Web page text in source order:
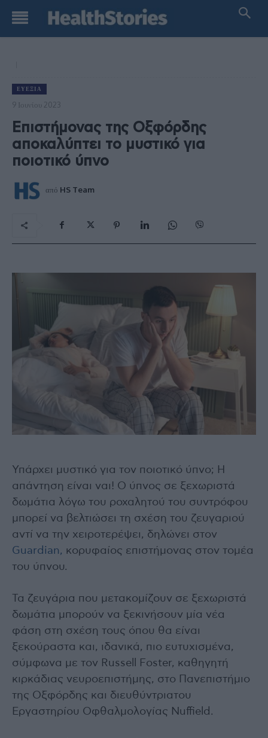
ΕΥΕΞΊΑ
9 Ιουνίου 2023
Επιστήμονας της Οξφόρδης
αποκαλύπτει το μυστικό για
ποιοτικό ύπνο
από HS Team
Υπάρχει μυστικό για τον ποιοτικό ύπνο; Η
απάντηση είναι ναι! Ο ύπνος σε ξεχωριστά
δωμάτια λόγω του ροχαλητού του συντρόφου
μπορεί να βελτιώσει τη σχέση του ζευγαριού
αντί να την χειροτερέψει, δηλώνει στον
Guardian, κορυφαίος επιστήμονας στον τομέα
του ύπνου.
Τα ζευγάρια που μετακομίζουν σε ξεχωριστά
δωμάτια μπορούν να ξεκινήσουν μία νέα
φάση στη σχέση τους όπου θα είναι
ξεκούραστα και, ιδανικά, πιο ευτυχισμένα,
σύμφωνα με τον Russell Foster, καθηγητή
κιρκάδιας νευροεπιστήμης, στο Πανεπιστήμιο
της Οξφόρδης και διευθύντριατου
Εργαστηρίου Οφθαλμολογίας Nuffield.